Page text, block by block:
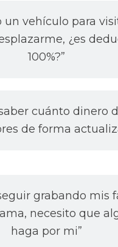
un vehículo para
¿es
100%?”
cuánto dinero
de forma
grabando mis
necesito que
haga por mi”